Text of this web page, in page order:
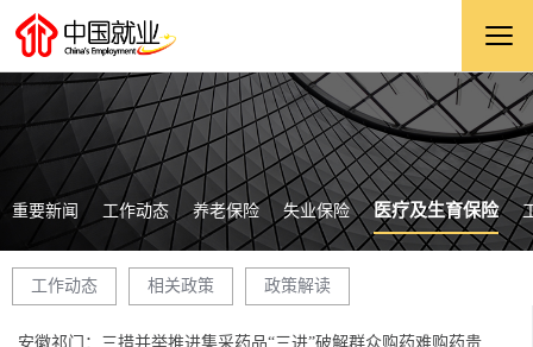
重要新闻 工作动态 养老保险 失业保险 医疗及生育保险
工作动态 相关政策 政策解读
安徽祁门：三措并举推进集采药品“三进”破解群众购药难购药贵